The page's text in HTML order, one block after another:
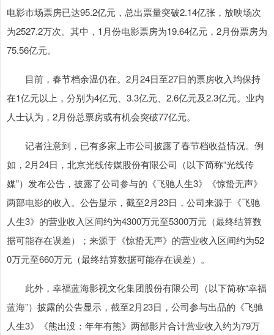
电影市场票房已达95.2亿元，总出票量突破2.14亿张，放映场次
为2527.2万次。其中，1月份电影票房为19.64亿元，2月份票房为
75.56亿元。
目前，春节档余温仍在。2月24日至27日的票房收入均保持
在1亿元以上，分别为4亿元、3.3亿元、2.6亿元及2.3亿元。业内
人士认为，2月份总票房或有机会突破77亿元。
记者注意到，已有多家上市公司披露了春节档收益情况。例
如，2月24日，北京光线传媒股份有限公司（以下简称“光线传
媒”）发布公告，披露了公司参与的《飞驰人生3》《惊蛰无声》
两部电影的收入。公告显示，截至2月23日，公司来源于《飞驰
人生3》的营业收入区间约为4300万元至5300万元（最终结算数
据可能存在误差）；来源于《惊蛰无声》的营业收入区间约为52
0万元至660万元（最终结算数据可能存在误差）。
此外，幸福蓝海影视文化集团股份有限公司（以下简称“幸福
蓝海”）披露的公告显示，截至2月23日，公司参与出品的《飞驰
人生3》《熊出没：年年有熊》两部影片合计营业收入约为79万